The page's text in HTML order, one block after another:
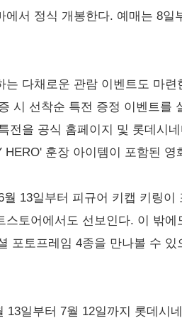
에서 정식 개봉한다. 예매는 8
는 다채로운 관람 이벤트도 마
시 선착순 특전 증정 이벤트를
전을 공식 홈페이지 및 롯데시
HERO' 훈장 아이템이 포함된
월 13일부터 피규어 키캡 키링
스토어에서도 선보인다. 이 밖
포토프레임 4종을 만나볼 수
13일부터 7월 12일까지 롯데시